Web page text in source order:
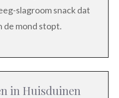
slagroom snack dat
de mond stopt.
in Huisduinen